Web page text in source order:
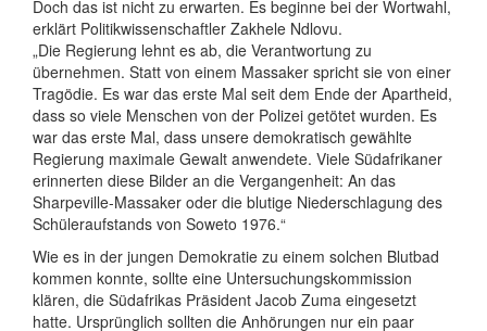
Doch das ist nicht zu erwarten. Es beginne bei der Wortwahl,
erklärt Politikwissenschaftler Zakhele Ndlovu.
„Die Regierung lehnt es ab, die Verantwortung zu
übernehmen. Statt von einem Massaker spricht sie von einer
Tragödie. Es war das erste Mal seit dem Ende der Apartheid,
dass so viele Menschen von der Polizei getötet wurden. Es
war das erste Mal, dass unsere demokratisch gewählte
Regierung maximale Gewalt anwendete. Viele Südafrikaner
erinnerten diese Bilder an die Vergangenheit: An das
Sharpeville-Massaker oder die blutige Niederschlagung des
Schüleraufstands von Soweto 1976.“
Wie es in der jungen Demokratie zu einem solchen Blutbad
kommen konnte, sollte eine Untersuchungskommission
klären, die Südafrikas Präsident Jacob Zuma eingesetzt
hatte. Ursprünglich sollten die Anhörungen nur ein paar